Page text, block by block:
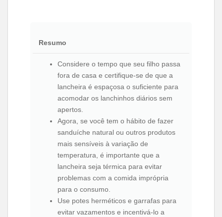
Resumo
Considere o tempo que seu filho passa
fora de casa e certifique-se de que a
lancheira é espaçosa o suficiente para
acomodar os lanchinhos diários sem
apertos.
Agora, se você tem o hábito de fazer
sanduíche natural ou outros produtos
mais sensíveis à variação de
temperatura, é importante que a
lancheira seja térmica para evitar
problemas com a comida imprópria
para o consumo.
Use potes herméticos e garrafas para
evitar vazamentos e incentivá-lo a